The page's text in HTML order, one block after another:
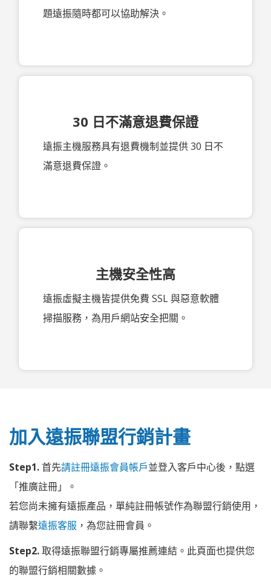
題遠振隨時都可以協助解決。
30 日不滿意退費保證
遠振主機服務具有退費機制並提供 30 日不
滿意退費保證。
主機安全性高
遠振虛擬主機皆提供免費 SSL 與惡意軟體
掃描服務，為用戶網站安全把關。
加入遠振聯盟行銷計畫
Step1.首先請註冊遠振會員帳戶並登入客戶中心後，點選
「推廣註冊」。
若您尚未擁有遠振產品，單純註冊帳號作為聯盟行銷使用，
請聯繫遠振客服 ，為您註冊會員。
Step2.取得遠振聯盟行銷專屬推薦連結。此頁面也提供您
的聯盟行銷相關數據。